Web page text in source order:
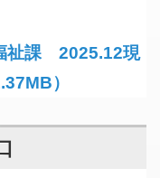
祉課 2025.12現
）